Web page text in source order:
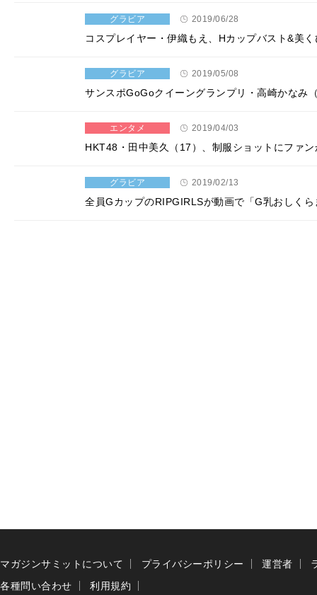
グラビア 2019/06/28
コスプレイヤー・伊織もえ、Hカップバスト&美
グラビア 2019/05/08
サンスポGoGoクイーングランプリ・高崎かなみ
エンタメ 2019/04/03
HKT48・田中美久（17）、制服ショットにファ
グラビア 2019/02/13
全員GカップのRIPGIRLSが動画で「G乳おしく
マガジンサミットについて プライバシーポリシー 運営者
各種問い合わせ
利用規約